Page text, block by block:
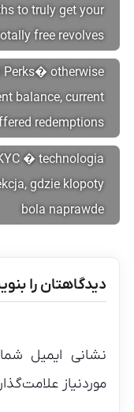
to truly get your
free revolves
Perks� otherwise
balance, current
redemptions
� technologia
gdzie klopoty
bola naprawde
دیدگاهتان را
نشانی ایمیل
موردنیاز